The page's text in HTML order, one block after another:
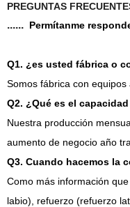
PREGUNTAS
...... Permítanme
Q1. ¿es usted fábrica o
Somos fábrica con equipos
Q2. ¿Qué es el
Nuestra producción
aumento de negocio año
Q3. Cuando hacemos la
Como más información que
labio), refuerzo (refuerzo